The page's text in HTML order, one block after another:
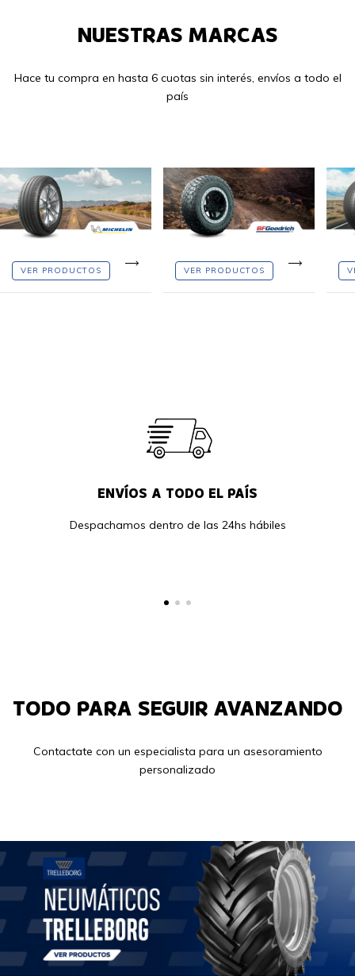
NUESTRAS MARCAS
Hace tu compra en hasta 6 cuotas sin interés, envíos a todo el
país
VER PRODUCTOS VER PRODUCTOS
ENVÍOS A TODO EL PAÍS
Despachamos dentro de las 24hs hábiles
TODO PARA SEGUIR AVANZANDO
Contactate con un especialista para un asesoramiento
personalizado